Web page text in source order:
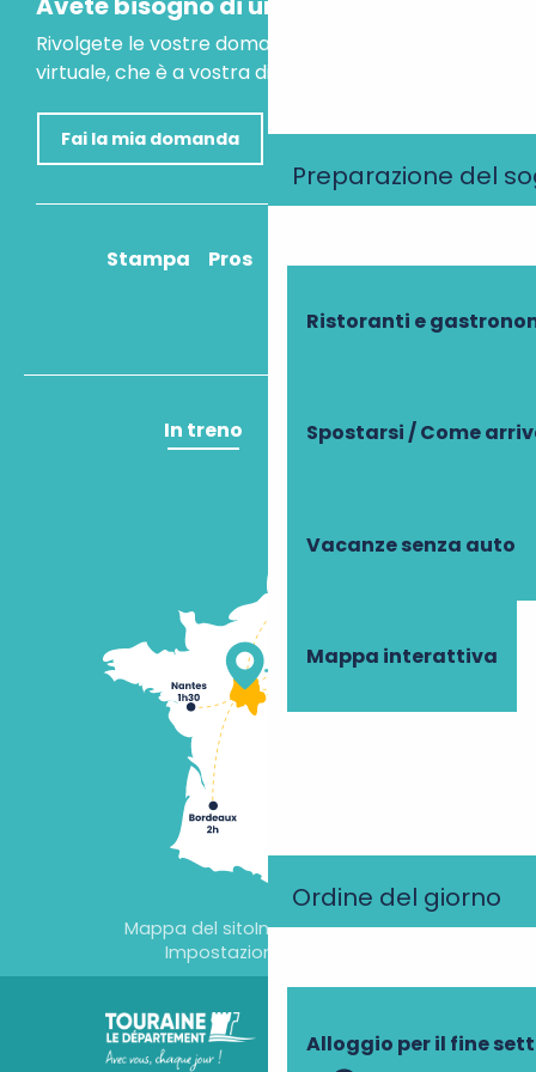
Preparazione del
Ristoranti e
Spostarsi / Come
Vacanze senza auto
Mappa interattiva
Ordine del giorno
Alloggio per il fine
Rivolgete le vostre domande al nostro assistente
virtuale, che è a vostra disposizione per aiutarvi.
Fai la mia domanda
Stampa Pros Come ci arrivo?
In treno In aereo
Mappa del sitoInformazioni legali
Impostazioni dei cookie